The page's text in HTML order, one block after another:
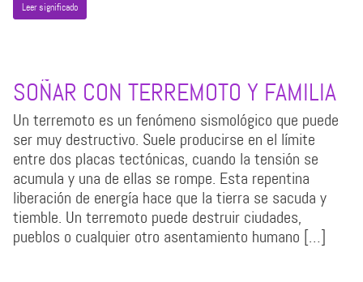
Leer significado
SOÑAR CON TERREMOTO Y FAMILIA
Un terremoto es un fenómeno sismológico que puede
ser muy destructivo. Suele producirse en el límite
entre dos placas tectónicas, cuando la tensión se
acumula y una de ellas se rompe. Esta repentina
liberación de energía hace que la tierra se sacuda y
tiemble. Un terremoto puede destruir ciudades,
pueblos o cualquier otro asentamiento humano […]